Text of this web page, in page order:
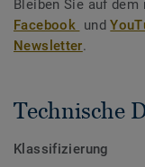
Bleiben Sie auf dem
Facebook und
Newsletter.
Technische
Klassifizierung